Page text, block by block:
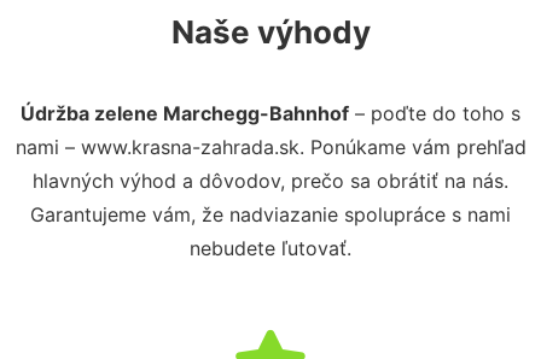
Naše výhody
Údržba zelene Marchegg-Bahnhof – poďte do toho s
nami – www.krasna-zahrada.sk. Ponúkame vám prehľad
hlavných výhod a dôvodov, prečo sa obrátiť na nás.
Garantujeme vám, že nadviazanie spolupráce s nami
nebudete ľutovať.